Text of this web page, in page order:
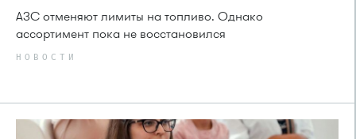
АЗС отменяют лимиты на топливо. Однако
ассортимент пока не восстановился
НОВОСТИ